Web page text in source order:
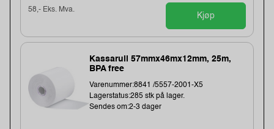
58,- Eks. Mva.
Kjøp
Kassarull 57mmx46mx12mm, 25m,
BPA free
Varenummer:8841 /5557-2001-X5
Lagerstatus:285 stk på lager.
Sendes om:2-3 dager